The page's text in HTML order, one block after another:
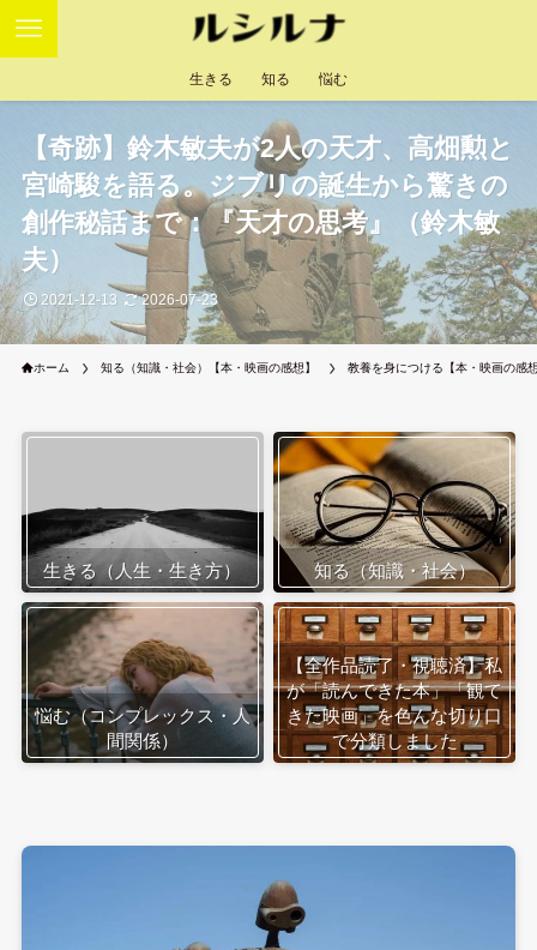
生きる 知る 悩む
【奇跡】鈴木敏夫が2人の天才、高畑勲と
宮崎駿を語る。ジブリの誕生から驚きの
創作秘話まで：『天才の思考』（鈴木敏
夫）
2021-12-13 2026-07-23
ホーム 知る（知識・社会）【本・映画の感想】 教養を身につける【本・映画の感
生きる（人生・生き方） 知る（知識・社会）
悩む（コンプレックス・人
間関係）
【全作品読了・視聴済】私
が「読んできた本」「観て
きた映画」を色んな切り口
で分類しました